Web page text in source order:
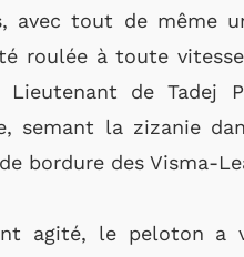
avec tout de même
roulée à toute
Lieutenant de Tadej
semant la zizanie
bordure des Visma-
agité, le peloton a